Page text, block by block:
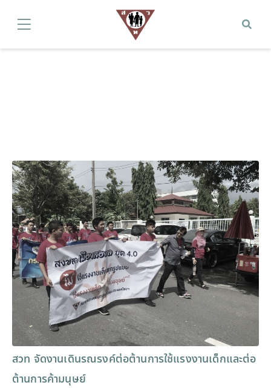
สวท จัดงานเดินรณรงค์ต่อต้านการใช้แรงงานเด็กและต่อ
ต้านการค้ามนุษย์